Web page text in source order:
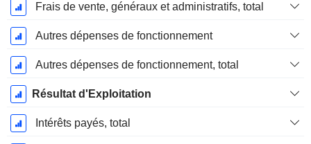
Frais de vente, généraux et administratifs, total
Autres dépenses de fonctionnement
Autres dépenses de fonctionnement, total
Résultat d'Exploitation
Intérêts payés, total